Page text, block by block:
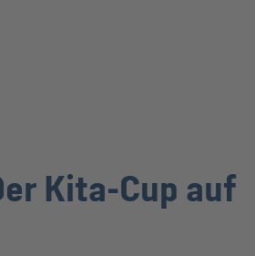
Kita-Cup auf